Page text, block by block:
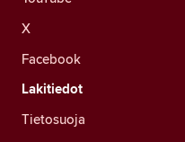
X
Facebook
Lakitiedot
Tietosuoja